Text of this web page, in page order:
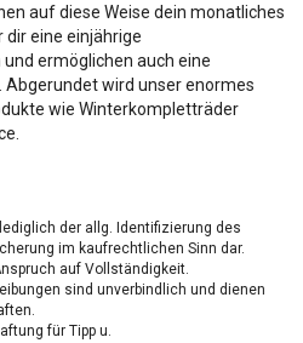
auf diese Weise dein monatliches
eine einjährige
ermöglichen auch eine
wird unser enormes
wie Winterkompletträder
der allg. Identifizierung des
im kaufrechtlichen Sinn dar.
auf Vollständigkeit.
sind unverbindlich und dienen
für Tipp u.